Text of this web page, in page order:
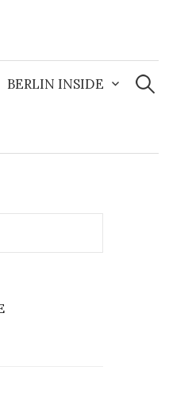
BERLIN INSIDE
Suchen
nach: